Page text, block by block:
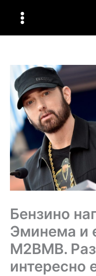
Бензино
Эминема и
M2BMB.
интересно